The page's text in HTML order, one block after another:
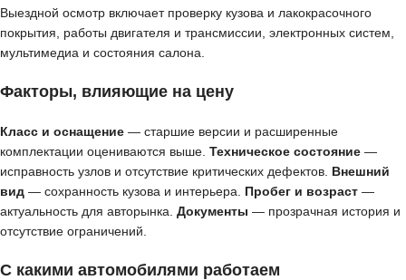
Выездной осмотр включает проверку кузова и лакокрасочного
покрытия, работы двигателя и трансмиссии, электронных систем,
мультимедиа и состояния салона.
Факторы, влияющие на цену
Класс и оснащение — старшие версии и расширенные
комплектации оцениваются выше. Техническое состояние —
исправность узлов и отсутствие критических дефектов. Внешний
вид — сохранность кузова и интерьера. Пробег и возраст —
актуальность для авторынка. Документы — прозрачная история и
отсутствие ограничений.
С какими автомобилями работаем